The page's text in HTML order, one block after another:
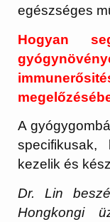
egészséges
Hogyan
A
kezelik és
Dr. Lin
Hongkongi